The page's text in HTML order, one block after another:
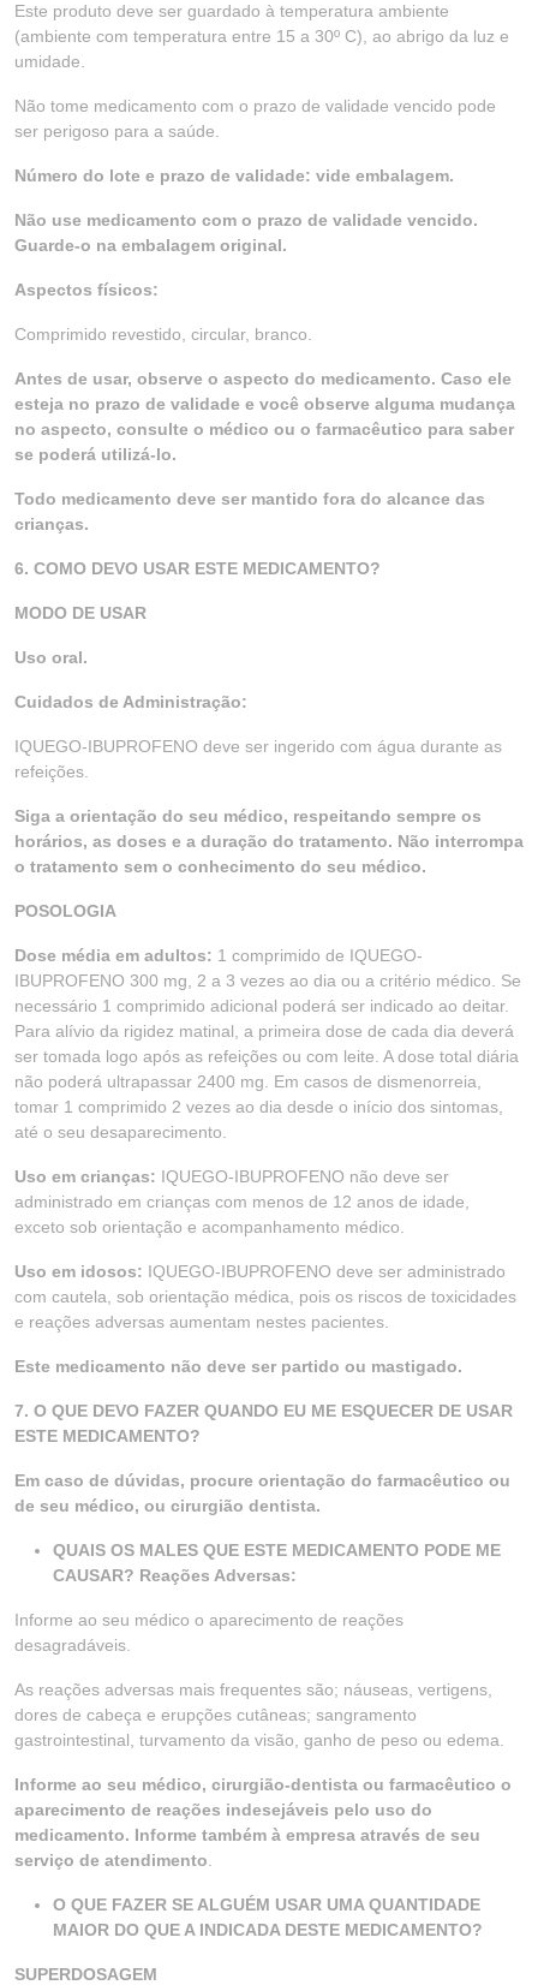
Este produto deve ser guardado à temperatura ambiente
(ambiente com temperatura entre 15 a 30º C), ao abrigo da luz e
umidade.
Não tome medicamento com o prazo de validade vencido pode
ser perigoso para a saúde.
Número do lote e prazo de validade: vide embalagem.
Não use medicamento com o prazo de validade vencido.
Guarde-o na embalagem original.
Aspectos físicos:
Comprimido revestido, circular, branco.
Antes de usar, observe o aspecto do medicamento. Caso ele
esteja no prazo de validade e você observe alguma mudança
no aspecto, consulte o médico ou o farmacêutico para saber
se poderá utilizá-lo.
Todo medicamento deve ser mantido fora do alcance das
crianças.
6. COMO DEVO USAR ESTE MEDICAMENTO?
MODO DE USAR
Uso oral.
Cuidados de Administração:
IQUEGO-IBUPROFENO deve ser ingerido com água durante as
refeições.
Siga a orientação do seu médico, respeitando sempre os
horários, as doses e a duração do tratamento. Não interrompa
o tratamento sem o conhecimento do seu médico.
POSOLOGIA
Dose média em adultos: 1 comprimido de IQUEGO-
IBUPROFENO 300 mg, 2 a 3 vezes ao dia ou a critério médico. Se
necessário 1 comprimido adicional poderá ser indicado ao deitar.
Para alívio da rigidez matinal, a primeira dose de cada dia deverá
ser tomada logo após as refeições ou com leite. A dose total diária
não poderá ultrapassar 2400 mg. Em casos de dismenorreia,
tomar 1 comprimido 2 vezes ao dia desde o início dos sintomas,
até o seu desaparecimento.
Uso em crianças: IQUEGO-IBUPROFENO não deve ser
administrado em crianças com menos de 12 anos de idade,
exceto sob orientação e acompanhamento médico.
Uso em idosos: IQUEGO-IBUPROFENO deve ser administrado
com cautela, sob orientação médica, pois os riscos de toxicidades
e reações adversas aumentam nestes pacientes.
Este medicamento não deve ser partido ou mastigado.
7. O QUE DEVO FAZER QUANDO EU ME ESQUECER DE USAR
ESTE MEDICAMENTO?
Em caso de dúvidas, procure orientação do farmacêutico ou
de seu médico, ou cirurgião dentista.
QUAIS OS MALES QUE ESTE MEDICAMENTO PODE ME
CAUSAR? Reações Adversas:
Informe ao seu médico o aparecimento de reações
desagradáveis.
As reações adversas mais frequentes são; náuseas, vertigens,
dores de cabeça e erupções cutâneas; sangramento
gastrointestinal, turvamento da visão, ganho de peso ou edema.
Informe ao seu médico, cirurgião-dentista ou farmacêutico o
aparecimento de reações indesejáveis pelo uso do
medicamento. Informe também à empresa através de seu
serviço de atendimento
O QUE FAZER SE ALGUÉM USAR UMA QUANTIDADE
MAIOR DO QUE A INDICADA DESTE MEDICAMENTO?
SUPERDOSAGEM